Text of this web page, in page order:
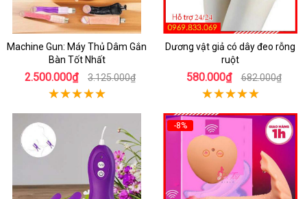
Machine Gun: Máy Thủ Dâm Gắn
Bàn Tốt Nhất
2.500.000₫ 3.125.000₫
Dương vật giả có dây đeo rỗng
ruột
580.000₫ 682.000₫
-8%